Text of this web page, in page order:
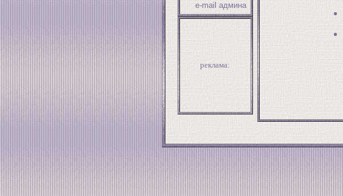
e-mail админа
реклама: